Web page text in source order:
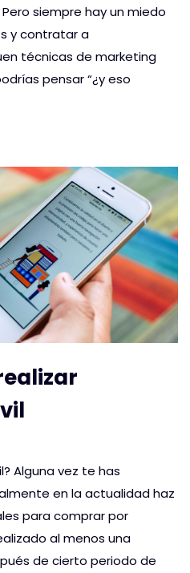
siempre hay un miedo
y contratar a
técnicas de marketing
pensar “¿y eso
Alguna vez te has
en la actualidad haz
para comprar por
al menos una
de cierto periodo de